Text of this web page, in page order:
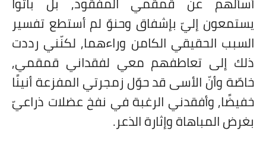
يستمعون إليّ بإشفاق وحنوّ لم أستطع تفسير
السبب الحقيقي الكامن وراءهما, لكنّني رددت
ذلك إلى تعاطفهم معي لفقداني قمقمي,
خاصّة وأنّ الأسى قد حوّل زمجرتي المفزعة أنينًا
خفيضًا, وأفقدني الرغبة في نفخ عضلات ذراعيّ
بغرض المباهاة وإثارة الذعر.